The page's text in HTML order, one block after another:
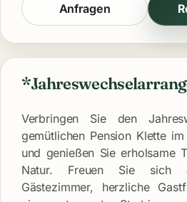
Anfragen
Verbringen Sie den
gemütlichen Pension Klette
und genießen Sie erholsame
Natur. Freuen Sie sich
Gästezimmer, herzliche